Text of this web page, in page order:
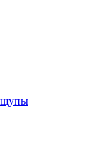
щупы